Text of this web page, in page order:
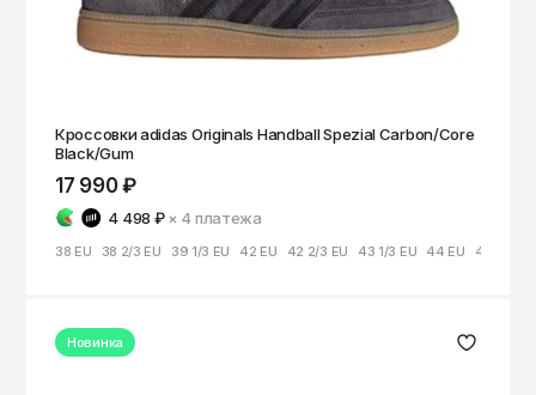
Кроссовки adidas Originals Handball Spezial Carbon/Core
Black/Gum
17 990 ₽
4 498 ₽ × 4платежа
38 EU 38 2/3 EU 39 1/3 EU 42 EU 42 2/3 EU 43 1/3 EU 44 EU 44 2/3
Новинка